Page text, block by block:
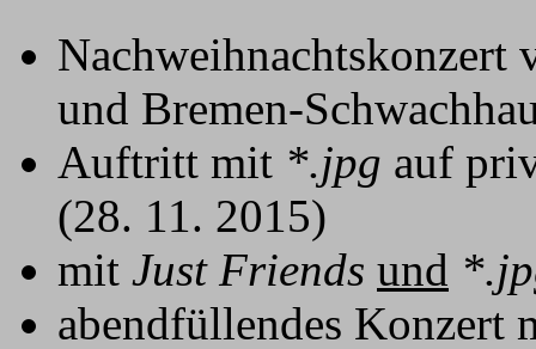
Nachweihnachtskonzert
und Bremen-
Auftritt mit *.jpg auf
(28. 11. 2015)
mit Just Friends und
abendfüllendes Konzert